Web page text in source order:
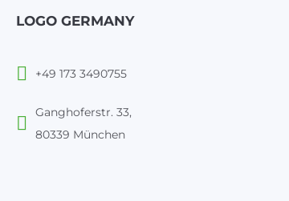
LOGO GERMANY
+49 173 3490755
Ganghoferstr. 33,
80339 München